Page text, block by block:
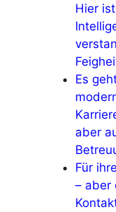
Hier
Es
aber
Für
– aber